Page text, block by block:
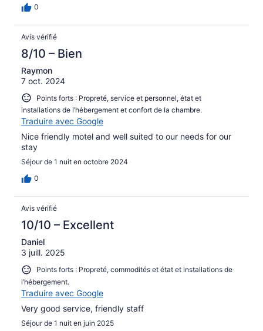
0
Avis vérifié
8/10 – Bien
Raymon
7 oct. 2024
Points forts : Propreté, service et personnel, état et
installations de l’hébergement et confort de la chambre.
Traduire avec Google
Nice friendly motel and well suited to our needs for our
stay
Séjour de 1 nuit en octobre 2024
0
Avis vérifié
10/10 – Excellent
Daniel
3 juill. 2025
Points forts : Propreté, commodités et état et installations de
l’hébergement.
Traduire avec Google
Very good service, friendly staff
Séjour de 1 nuit en juin 2025